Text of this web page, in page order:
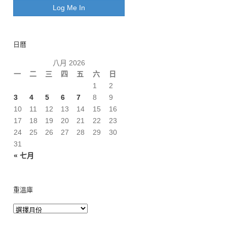
日曆
八月 2026
一
二 三 四 五 六 日
« 七月
1
2
3
4 5 6 7 8
9
10
11 12 13 14 15
16
17
18 19 20 21 22
23
24
25 26 27 28 29
30
31
重溫庫